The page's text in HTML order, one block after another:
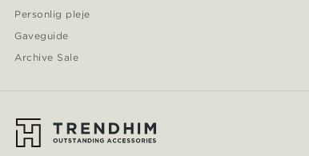
Personlig pleje
Gaveguide
Archive Sale